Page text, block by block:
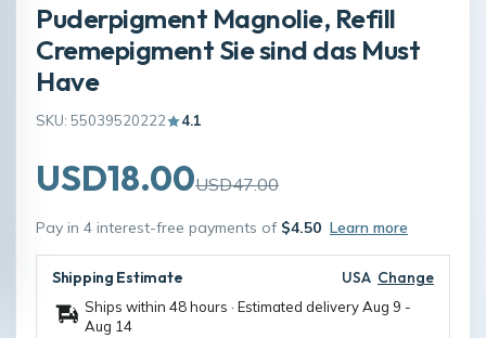
Puderpigment Magnolie, Refill
Cremepigment Sie sind das Must
Have
SKU: 55039520222 4.1
USD18.00USD47.00
Pay in 4 interest-free payments of $4.50 Learn more
Shipping Estimate USA Change
Ships within 48 hours · Estimated deliveryAug 9 -
Aug 14